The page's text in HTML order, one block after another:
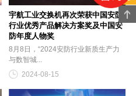
宇航工业交换机再次荣获中国安防
行业优秀产品解决方案奖及中国安
防年度人物奖
8月8日，“2024安防行业新质生产力
与数智城...
2024-08-15